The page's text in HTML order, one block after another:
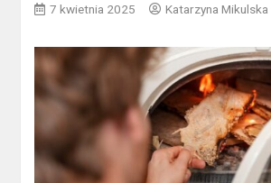
7 kwietnia 2025 Katarzyna Mikulska